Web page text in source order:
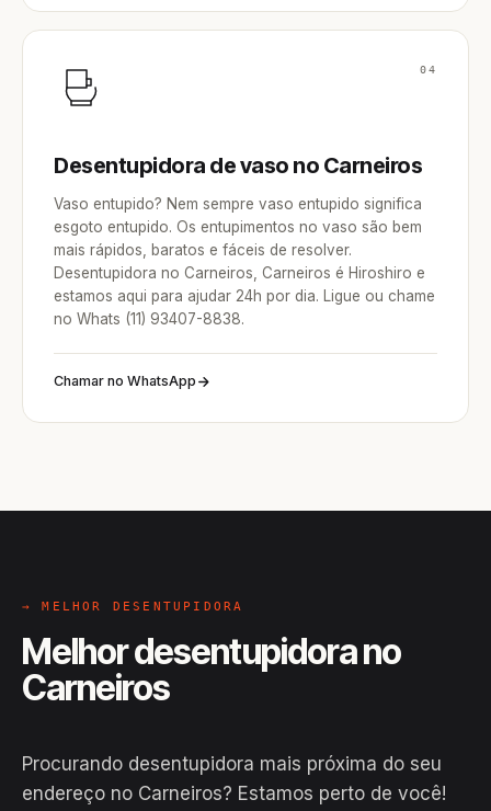
04
Desentupidora de vaso no Carneiros
Vaso entupido? Nem sempre vaso entupido significa
esgoto entupido. Os entupimentos no vaso são bem
mais rápidos, baratos e fáceis de resolver.
Desentupidora no Carneiros, Carneiros é Hiroshiro e
estamos aqui para ajudar 24h por dia. Ligue ou chame
no Whats (11) 93407-8838.
Chamar no WhatsApp
→ MELHOR DESENTUPIDORA
Melhor desentupidora no
Carneiros
Procurando desentupidora mais próxima do seu
endereço no Carneiros? Estamos perto de você!